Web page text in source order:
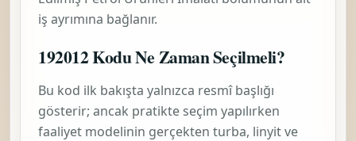
iş ayrımına bağlanır.
192012 Kodu Ne Zaman Seçilmeli?
Bu kod ilk bakışta yalnızca resmî başlığı
gösterir; ancak pratikte seçim yapılırken
faaliyet modelinin gerçekten turba, linyit ve